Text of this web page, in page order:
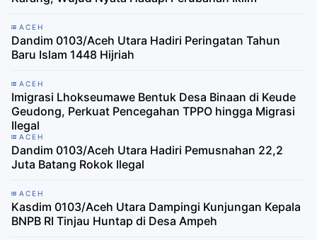
ACEH
Dandim 0103/Aceh Utara Hadiri Peringatan Tahun
Baru Islam 1448 Hijriah
ACEH
Imigrasi Lhokseumawe Bentuk Desa Binaan di Keude
Geudong, Perkuat Pencegahan TPPO hingga Migrasi
Ilegal
ACEH
Dandim 0103/Aceh Utara Hadiri Pemusnahan 22,2
Juta Batang Rokok Ilegal
ACEH
Kasdim 0103/Aceh Utara Dampingi Kunjungan Kepala
BNPB RI Tinjau Huntap di Desa Ampeh